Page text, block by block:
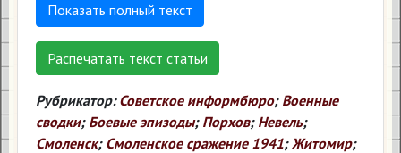
Показать полный текст
Распечатать текст статьи
Рубрикатор: Советское информбюро; Военные
сводки; Боевые эпизоды; Порхов; Невель;
Смоленск; Смоленское сражение 1941;Житомир;